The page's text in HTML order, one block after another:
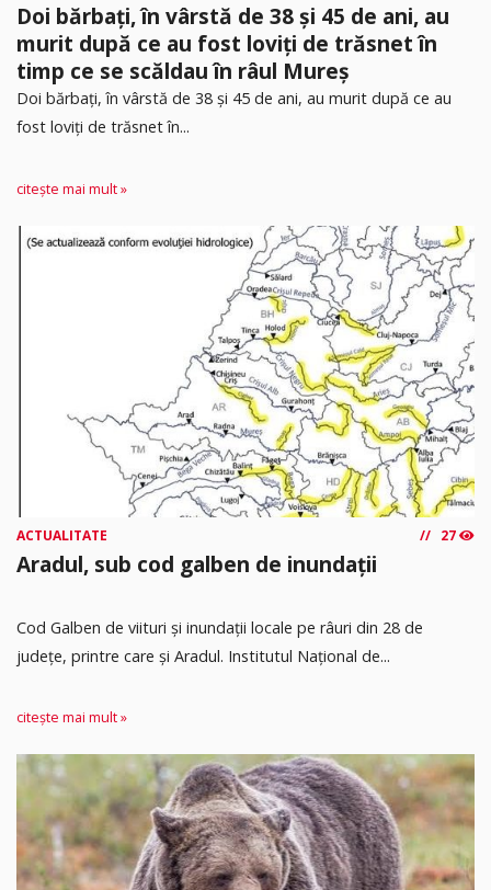
Doi bărbați, în vârstă de 38 și 45 de ani, au
murit după ce au fost loviți de trăsnet în
timp ce se scăldau în râul Mureș
Doi bărbați, în vârstă de 38 și 45 de ani, au murit după ce au
fost loviți de trăsnet în...
citește mai mult »
ACTUALITATE 27
Aradul, sub cod galben de inundații
Cod Galben de viituri și inundații locale pe râuri din 28 de
județe, printre care și Aradul. Institutul Național de...
citește mai mult »